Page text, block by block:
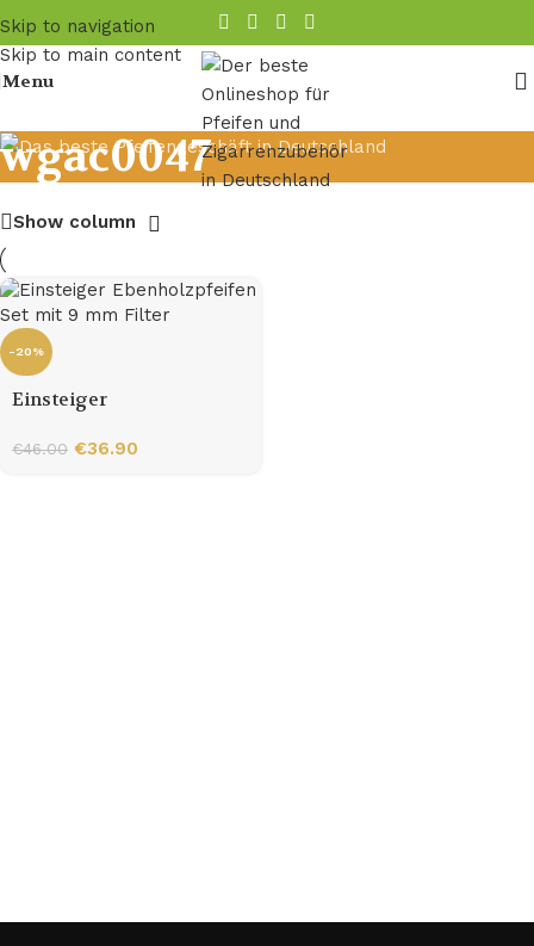
Skip to navigation
Skip to main content
Menu
wgac0047
Show column
-20%
Einsteiger
mm Filter
€46.00 €36.90